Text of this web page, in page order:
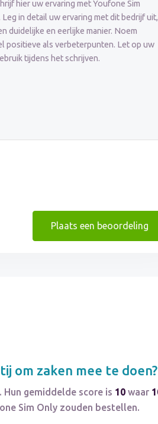
Plaats een beoordeling
om zaken mee te doen?
gemiddelde score is 10 waar
Sim Only zouden bestellen.